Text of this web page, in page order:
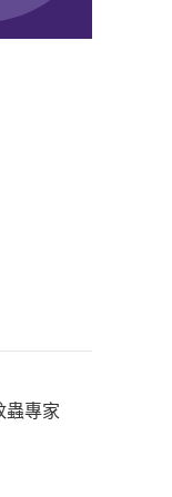
蟲專家